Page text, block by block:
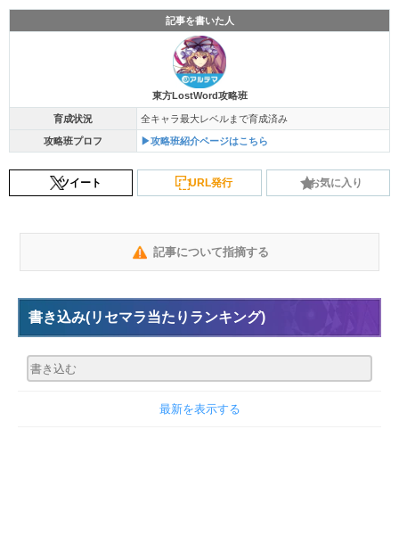
記事を書いた人
東方LostWord攻略班
育成状況 全キャラ最大レベルまで育成済み
攻略班プロフ ▶攻略班紹介ページはこちら
ツイート URL発行 お気に入り
記事について指摘する
書き込み(リセマラ当たりランキング)
最新を表示する